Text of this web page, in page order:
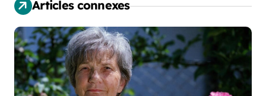
o
n
d
Articles connexes